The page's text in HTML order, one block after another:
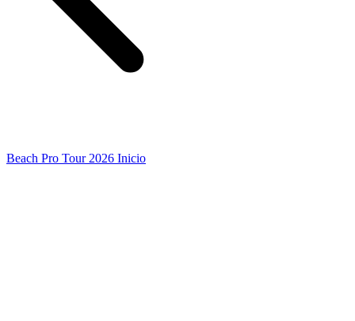
Beach Pro Tour 2026 Inicio